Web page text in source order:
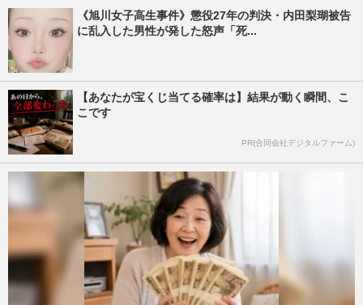
《旭川女子高生事件》懲役27年の判決・内田梨瑚被告
に乱入した男性が発した怒声「死...
【あなたが宝くじ当てる確率は】結果が動く瞬間、こ
こです
PR(合同会社デジタルファーム)